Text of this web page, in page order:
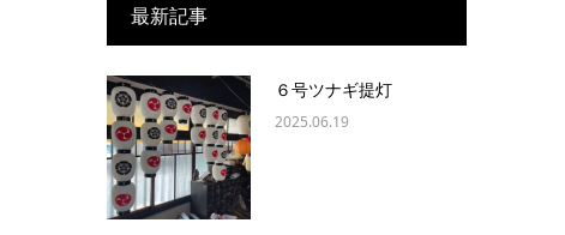
最新記事
６号ツナギ提灯
2025.06.19